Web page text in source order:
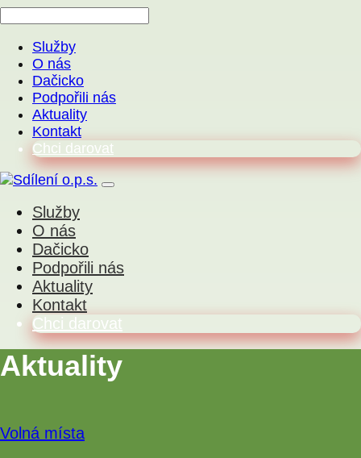
Služby
O nás
Dačicko
Podpořili nás
Aktuality
Kontakt
Chci darovat
Služby
O nás
Dačicko
Podpořili nás
Aktuality
Kontakt
Chci darovat
Aktuality
Volná místa